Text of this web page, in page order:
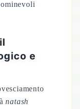
e
natash